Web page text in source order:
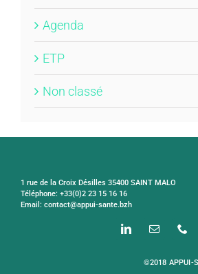
Agenda
ETP
Non classé
1 rue de la Croix Désilles 35400 SAINT MALO
Téléphone: +33(0)2 23 15 16 16
Email: contact@appui-sante.bzh
©2018 APPUI-